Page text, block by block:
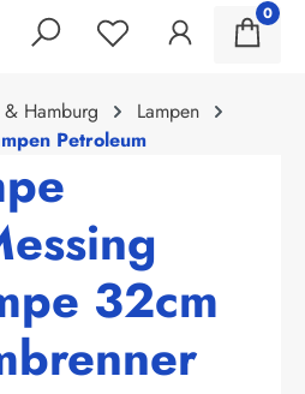
0
Hamburg
Lampen
Petroleum
32cm